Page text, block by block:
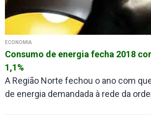
ECONOMIA
Consumo de energia fecha 2018
1,1%
A Região Norte fechou o ano com
de energia demandada à rede da